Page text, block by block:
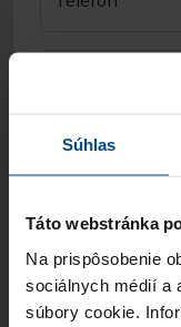
Súhlas
Táto webstránka
Na prispôsobenie
sociálnych médií a
súbory cookie.
Odkiaľ ste sa nás
Súhlasím
a
zásadami